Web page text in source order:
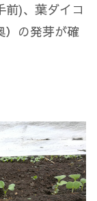
)、葉ダイコ
）の発芽が確